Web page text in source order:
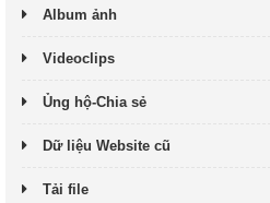
Album ảnh
Videoclips
Ủng hộ-Chia sẻ
Dữ liệu Website cũ
Tải file